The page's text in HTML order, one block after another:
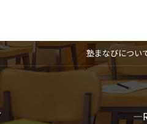
塾まなびについ